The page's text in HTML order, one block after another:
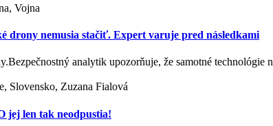
Vojna
drony nemusia stačiť. Expert varuje pred následkami
analytik upozorňuje, že samotné technológie
Slovensko, Zuzana Fialová
jej len tak neodpustia!